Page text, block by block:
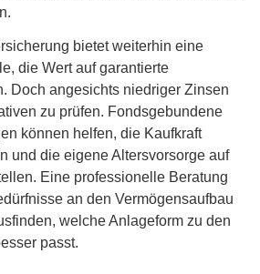
bietet weiterhin eine
die Wert auf garantierte
Doch angesichts niedriger Zinsen
zu prüfen. Fondsgebundene
können helfen, die Kaufkraft
und die eigene Alters­vorsorge auf
Eine professionelle Beratung
an den Vermögensaufbau
welche Anlageform zu den
passt.